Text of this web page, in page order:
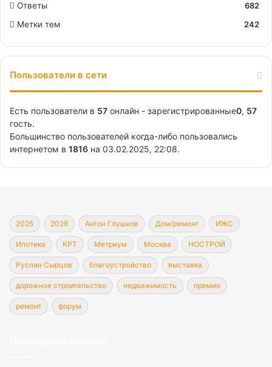
Ответы
682
Метки тем
242
Пользователи в сети
Есть пользователи в 57 онлайн - зарегистрированные0, 57
гость.
Большинство пользователей когда-либо пользовались
интернетом в 1816 на 03.02.2025, 22:08.
2025 2026 Антон Глушков Дом/ремонт ИЖС
Ипотека КРТ Метриум Москва НОСТРОЙ
Руслан Сырцов благоустройство выставка
дорожное строительство недвижимость премия
ремонт форум